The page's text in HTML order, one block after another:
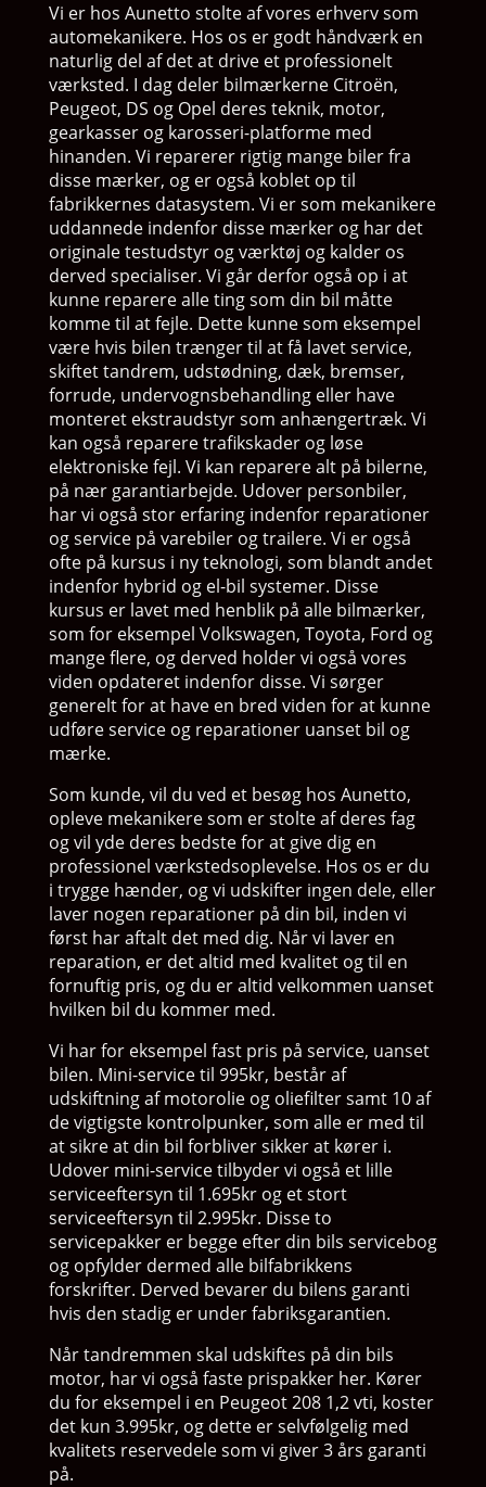
Vi er hos Aunetto stolte af vores erhverv som
automekanikere. Hos os er godt håndværk en
naturlig del af det at drive et professionelt
værksted. I dag deler bilmærkerne Citroën,
Peugeot, DS og Opel deres teknik, motor,
gearkasser og karosseri-platforme med
hinanden. Vi reparerer rigtig mange biler fra
disse mærker, og er også koblet op til
fabrikkernes datasystem. Vi er som mekanikere
uddannede indenfor disse mærker og har det
originale testudstyr og værktøj og kalder os
derved specialiser. Vi går derfor også op i at
kunne reparere alle ting som din bil måtte
komme til at fejle. Dette kunne som eksempel
være hvis bilen trænger til at få lavet service,
skiftet tandrem, udstødning, dæk, bremser,
forrude, undervognsbehandling eller have
monteret ekstraudstyr som anhængertræk. Vi
kan også reparere trafikskader og løse
elektroniske fejl. Vi kan reparere alt på bilerne,
på nær garantiarbejde. Udover personbiler,
har vi også stor erfaring indenfor reparationer
og service på varebiler og trailere. Vi er også
ofte på kursus i ny teknologi, som blandt andet
indenfor hybrid og el-bil systemer. Disse
kursus er lavet med henblik på alle bilmærker,
som for eksempel Volkswagen, Toyota, Ford og
mange flere, og derved holder vi også vores
viden opdateret indenfor disse. Vi sørger
generelt for at have en bred viden for at kunne
udføre service og reparationer uanset bil og
mærke.
Som kunde, vil du ved et besøg hos Aunetto,
opleve mekanikere som er stolte af deres fag
og vil yde deres bedste for at give dig en
professionel værkstedsoplevelse. Hos os er du
i trygge hænder, og vi udskifter ingen dele, eller
laver nogen reparationer på din bil, inden vi
først har aftalt det med dig. Når vi laver en
reparation, er det altid med kvalitet og til en
fornuftig pris, og du er altid velkommen uanset
hvilken bil du kommer med.
Vi har for eksempel fast pris på service, uanset
bilen. Mini-service til 995kr, består af
udskiftning af motorolie og oliefilter samt 10 af
de vigtigste kontrolpunker, som alle er med til
at sikre at din bil forbliver sikker at kører i.
Udover mini-service tilbyder vi også et lille
serviceeftersyn til 1.695kr og et stort
serviceeftersyn til 2.995kr. Disse to
servicepakker er begge efter din bils servicebog
og opfylder dermed alle bilfabrikkens
forskrifter. Derved bevarer du bilens garanti
hvis den stadig er under fabriksgarantien.
Når tandremmen skal udskiftes på din bils
motor, har vi også faste prispakker her. Kører
du for eksempel i en Peugeot 208 1,2 vti, koster
det kun 3.995kr, og dette er selvfølgelig med
kvalitets reservedele som vi giver 3 års garanti
på.